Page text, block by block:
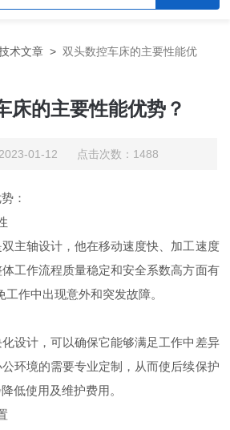
术文章 >双头数控车床的主要性能优
床的主要性能优势？
2023-01-12 点击次数：1488
：
主轴设计，他在移动速度快、加工速度
工作流程质量稳定和安全系数高方面有
作中出现意外和突发故障。
设计，可以确保它能够满足工作中差异
环境的需要专业定制，从而使后续保护
低使用及维护费用。